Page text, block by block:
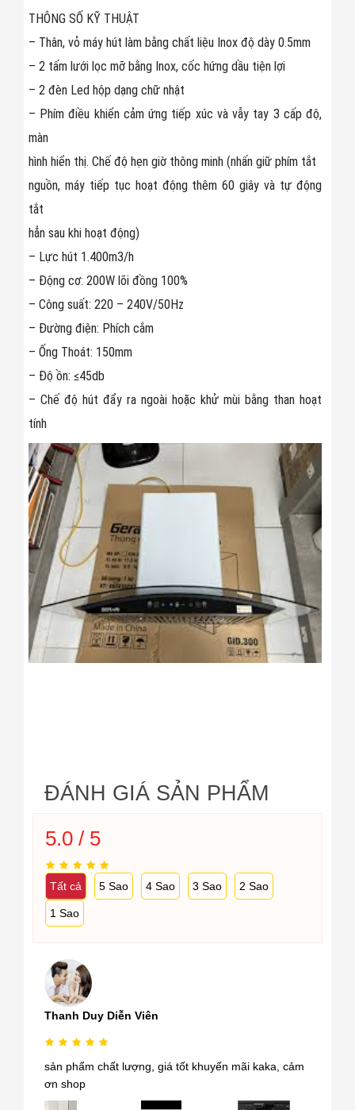
THÔNG SỐ KỸ THUẬT
– Thân, vỏ máy hút làm bằng chất liệu Inox độ dày 0.5mm
– 2 tấm lưới lọc mỡ bằng Inox, cốc hứng dầu tiện lợi
– 2 đèn Led hộp dạng chữ nhật
– Phím điều khiển cảm ứng tiếp xúc và vẫy tay 3 cấp độ,
màn
hình hiển thị. Chế độ hẹn giờ thông minh (nhấn giữ phím tắt
nguồn, máy tiếp tục hoạt động thêm 60 giây và tự động
tắt
hẳn sau khi hoạt động)
– Lực hút 1.400m3/h
– Động cơ: 200W lõi đồng 100%
– Công suất: 220 – 240V/50Hz
– Đường điện: Phích cắm
– Ống Thoát: 150mm
– Độ ồn: ≤45db
– Chế độ hút đẩy ra ngoài hoặc khử mùi bằng than hoạt
tính
ĐÁNH GIÁ SẢN PHẨM
5.0 / 5
Tất cả 5 Sao 4 Sao 3 Sao 2 Sao
1 Sao
Thanh Duy Diễn Viên
sản phẩm chất lượng, giá tốt khuyến mãi kaka, cảm
ơn shop